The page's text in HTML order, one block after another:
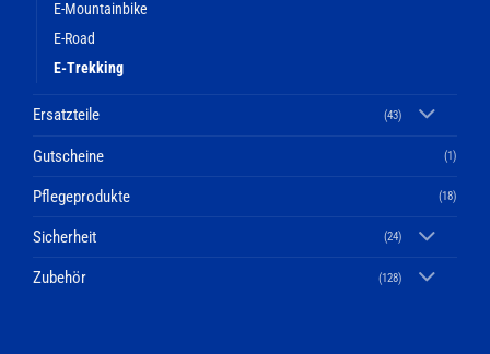
E-Mountainbike
E-Road
E-Trekking
Ersatzteile (43)
Gutscheine (1)
Pflegeprodukte (18)
Sicherheit (24)
Zubehör (128)